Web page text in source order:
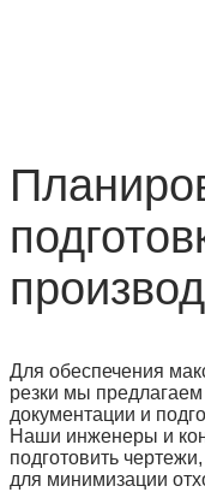
Для обеспечения
резки мы предлагаем
документации и
Наши инженеры и
подготовить
для минимизации